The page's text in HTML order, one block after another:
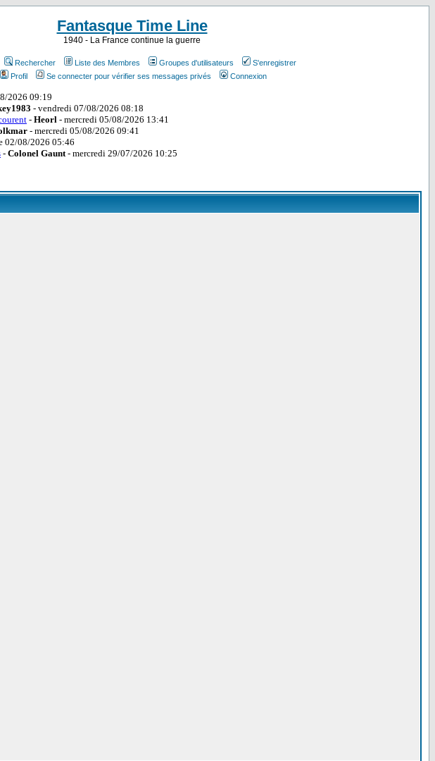
Fantasque Time Line
1940 - La France continue la guerre
Rechercher Liste des Membres Groupes d'utilisateurs
S'enregistrer
Profil
Se connecter pour vérifier ses messages privés Connexion